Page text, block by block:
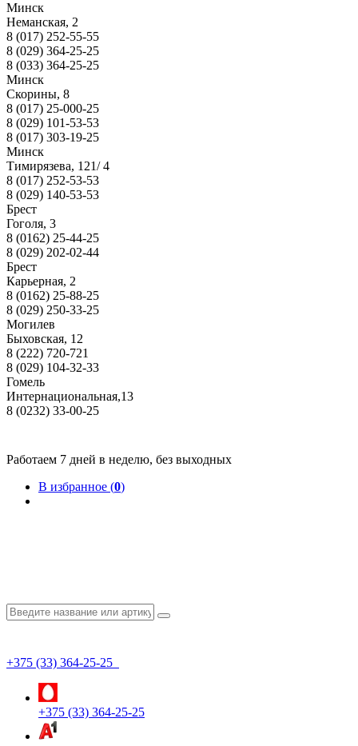
Минск
Неманская, 2
8 (017) 252-55-55
8 (029) 364-25-25
8 (033) 364-25-25
Минск
Скорины, 8
8 (017) 25-000-25
8 (029) 101-53-53
8 (017) 303-19-25
Минск
Тимирязева, 121/ 4
8 (017) 252-53-53
8 (029) 140-53-53
Брест
Гоголя, 3
8 (0162) 25-44-25
8 (029) 202-02-44
Брест
Карьерная, 2
8 (0162) 25-88-25
8 (029) 250-33-25
Могилев
Быховская, 12
8 (222) 720-721
8 (029) 104-32-33
Гомель
Интернациональная,13
8 (0232) 33-00-25
Работаем 7 дней в неделю, без выходных
В избранное (0)
+375 (33) 364-25-25
+375 (33) 364-25-25